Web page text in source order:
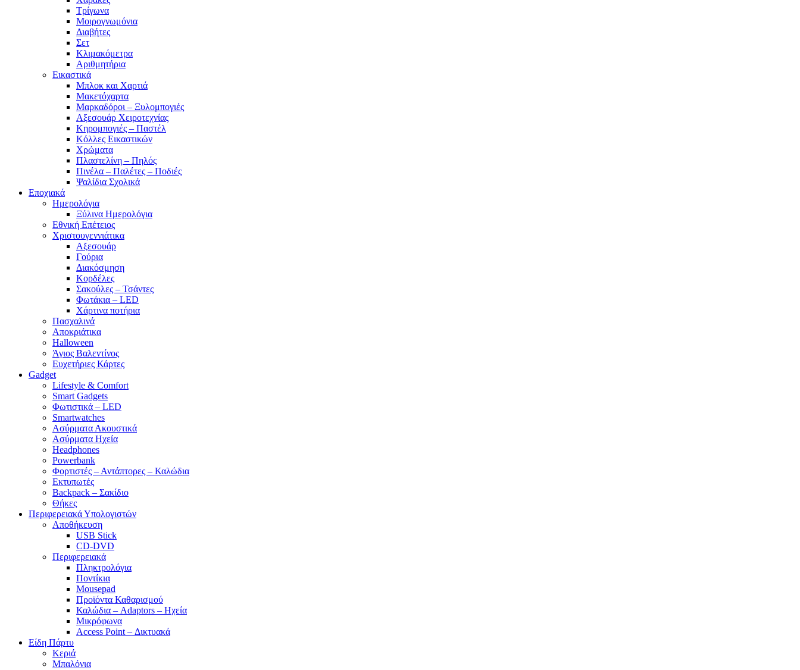
Τρίγωνα
Mοιρογνωμόνια
Διαβήτες
Σετ
Κλιμακόμετρα
Αριθμητήρια
Εικαστικά
Μπλοκ και Χαρτιά
Μακετόχαρτα
Μαρκαδόροι – Ξυλομπογιές
Αξεσουάρ Χειροτεχνίας
Κηρομπογιές – Παστέλ
Κόλλες Εικαστικών
Χρώματα
Πλαστελίνη – Πηλός
Πινέλα – Παλέτες – Ποδιές
Ψαλίδια Σχολικά
Εποχιακά
Ημερολόγια
Ξύλινα Ημερολόγια
Εθνική Επέτειος
Χριστουγεννιάτικα
Αξεσουάρ
Γούρια
Διακόσμηση
Κορδέλες
Σακούλες – Τσάντες
Φωτάκια – LED
Χάρτινα ποτήρια
Πασχαλινά
Αποκριάτικα
Halloween
Άγιος Βαλεντίνος
Ευχετήριες Κάρτες
Gadget
Lifestyle & Comfort
Smart Gadgets
Φωτιστικά – LED
Smartwatches
Ασύρματα Ακουστικά
Ασύρματα Ηχεία
Headphones
Powerbank
Φορτιστές – Αντάπτορες – Καλώδια
Εκτυπωτές
Backpack – Σακίδιο
Θήκες
Περιφερειακά Υπολογιστών
Αποθήκευση
USB Stick
CD-DVD
Περιφερειακά
Πληκτρολόγια
Ποντίκια
Mousepad
Προϊόντα Καθαρισμού
Καλώδια – Adaptors – Ηχεία
Μικρόφωνα
Access Point – Δικτυακά
Είδη Πάρτυ
Κεριά
Μπαλόνια